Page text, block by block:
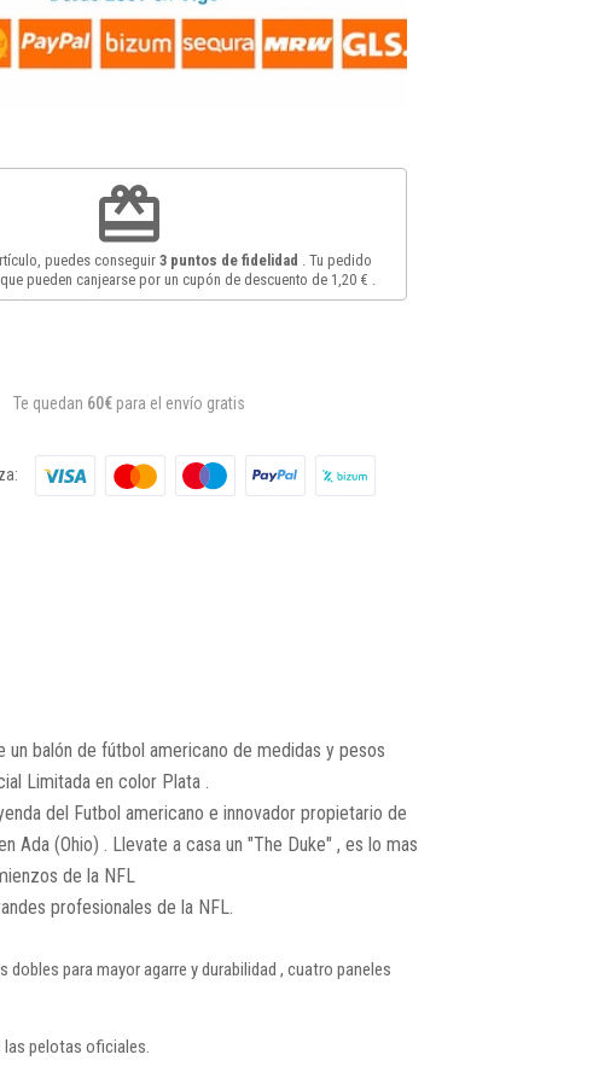
redeem
puedes conseguir3 puntos de fidelidad . Tu pedido
que pueden canjearse por un cupón de descuento de 1,20 €
Te quedan 60€para el envío gratis
balón de fútbol americano de medidas y pesos
Limitada en color Plata .
del Futbol americano e innovador propietario de
Ada (Ohio) . Llevate a casa un "The Duke" , es lo mas
de la NFL
profesionales de la NFL.
para mayor agarre y durabilidad , cuatro paneles
las pelotas oficiales.